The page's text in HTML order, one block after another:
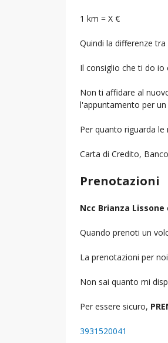
1 km = X €
Quindi la differenze
Il consiglio che ti do io
Non ti affidare al
l'appuntamento per
Per quanto riguarda
Carta di Credito,
Prenotazioni
Ncc Brianza Lissone
Quando prenoti un
La prenotazioni per
Non sai quanto mi
Per essere sicuro,
3931520041